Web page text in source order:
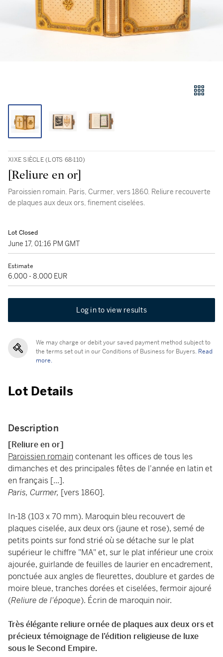
XIXE SIÈCLE (LOTS 68-110)
[Reliure en or]
Paroissien romain. Paris, Curmer, vers 1860. Reliure recouverte
de plaques aux deux ors, finement ciselées.
Lot Closed
June 17, 01:16 PM GMT
Estimate
6,000 - 8,000 EUR
Log in to view results
We may charge or debit your saved payment method subject to
the terms set out in our Conditions of Business for Buyers. Read
more.
Lot Details
Description
[Reliure en or]
Paroissien romain contenant les offices de tous les
dimanches et des principales fêtes de l'année en latin et
en français [...].
Paris, Curmer, [vers 1860].
In-18 (103 x 70 mm). Maroquin bleu recouvert de
plaques ciselée, aux deux ors (jaune et rose), semé de
petits points sur fond strié où se détache sur le plat
supérieur le chiffre "MA" et, sur le plat inférieur une croix
ajourée, guirlande de feuilles de laurier en encadrement,
ponctuée aux angles de fleurettes, doublure et gardes de
moire bleue, tranches dorées et ciselées, fermoir ajouré
(Reliure de l'époque). Écrin de maroquin noir.
Très élégante reliure ornée de plaques aux deux ors et
précieux témoignage de l’édition religieuse de luxe
sous le Second Empire.